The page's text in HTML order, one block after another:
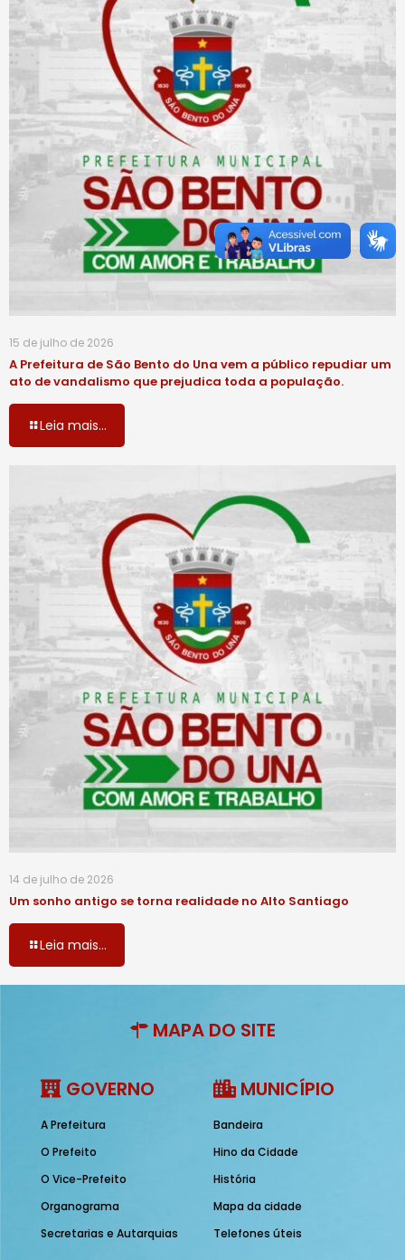
15 de julho de 2026
A Prefeitura de São Bento do Una vem a público repudiar um
ato de vandalismo que prejudica toda a população.
Leia mais...
14 de julho de 2026
Um sonho antigo se torna realidade no Alto Santiago
Leia mais...
MAPA DO SITE
GOVERNO
A Prefeitura
O Prefeito
O Vice-Prefeito
Organograma
Secretarias e Autarquias
MUNICÍPIO
Bandeira
Hino da Cidade
História
Mapa da cidade
Telefones úteis